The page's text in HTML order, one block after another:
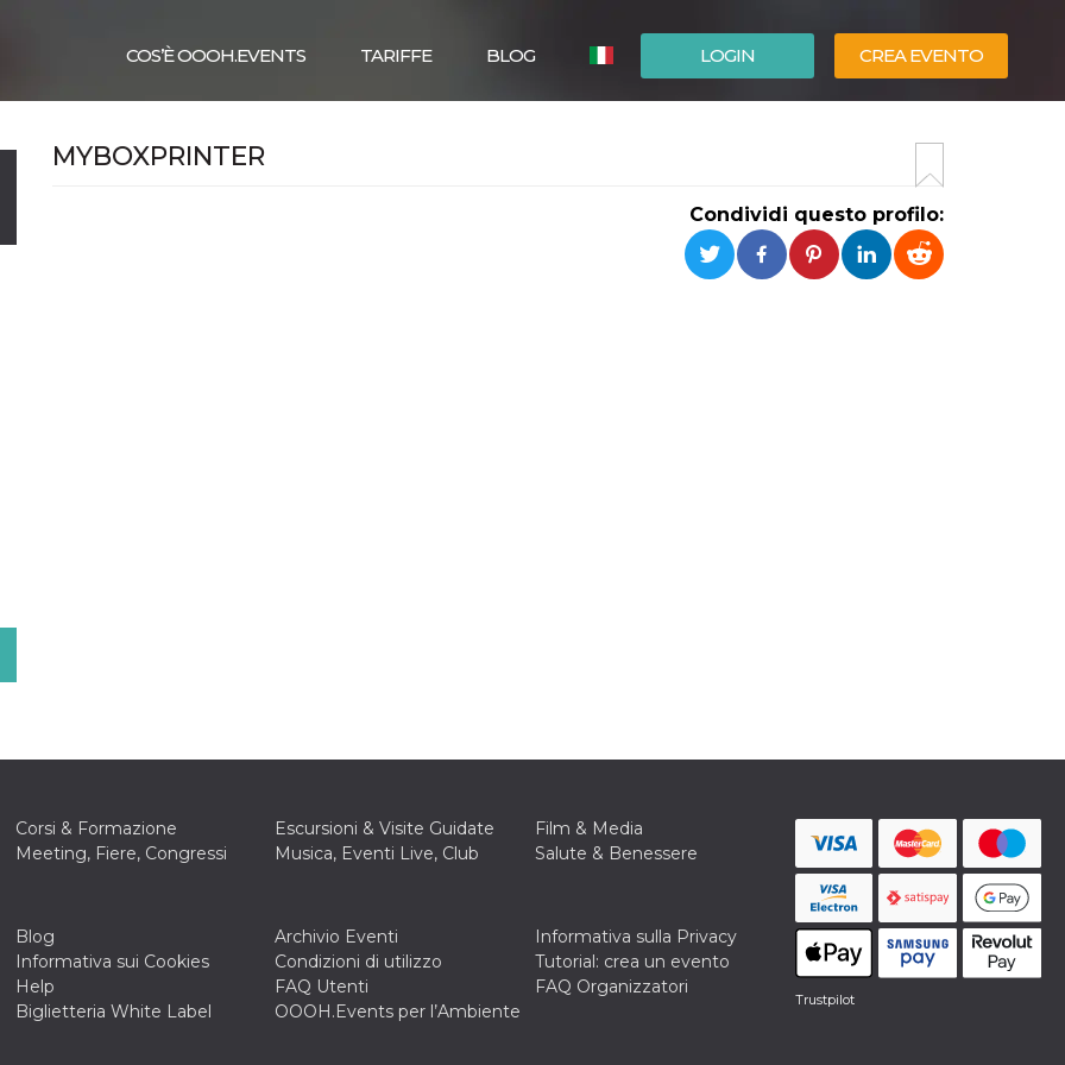
LOGIN CREA EVENTO
COS’È OOOH.EVENTS TARIFFE BLOG
MYBOXPRINTER
Condividi questo profilo:
Corsi & Formazione Escursioni & Visite Guidate
Film & Media
Meeting, Fiere, Congressi Musica, Eventi Live, Club
Salute & Benessere
Blog Archivio Eventi
Informativa sulla Privacy
Informativa sui Cookies
Condizioni di utilizzo
Tutorial: crea un evento
Help FAQ Utenti
FAQ Organizzatori
Biglietteria White Label OOOH.Events per l’Ambiente
Trustpilot